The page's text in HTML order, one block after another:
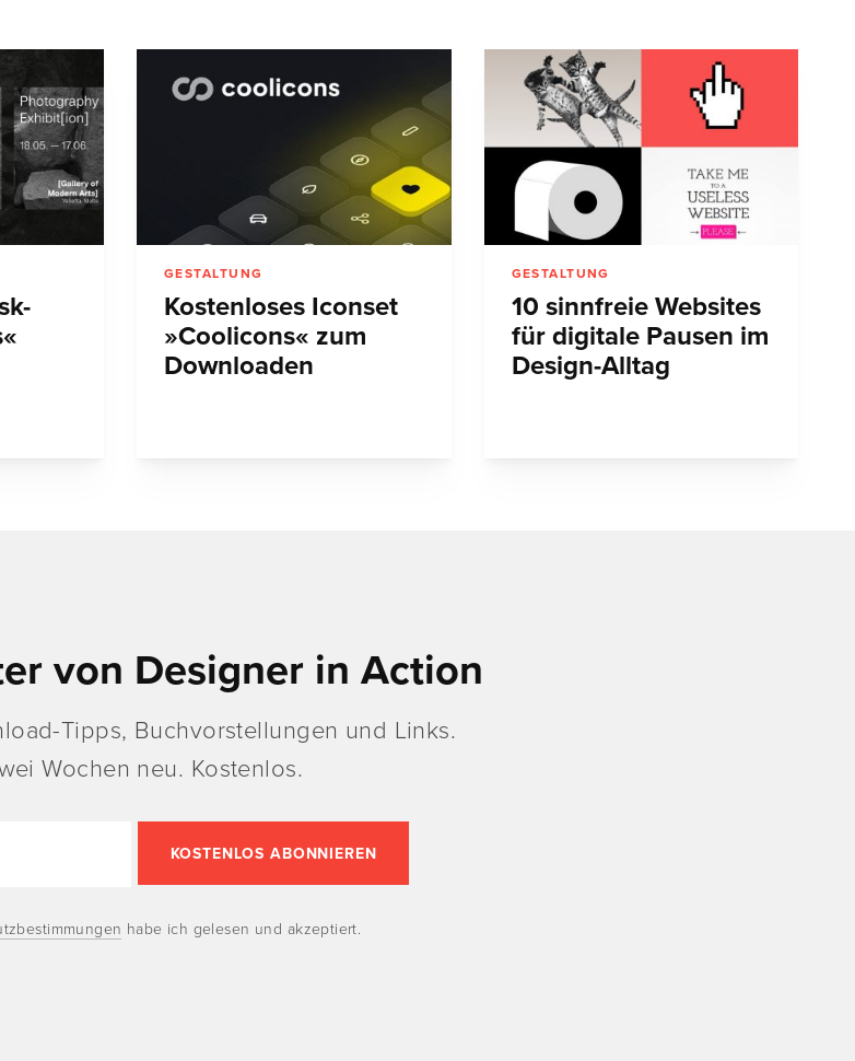
GESTALTUNG
Kostenloses Iconset
»Coolicons« zum
Downloaden
GESTALTUNG
10 sinnfreie Websites
für digitale Pausen im
Design-Alltag
von Designer in Action
Tipps, Buchvorstellungen und Links.
Wochen neu. Kostenlos.
habe ich gelesen und akzeptiert.